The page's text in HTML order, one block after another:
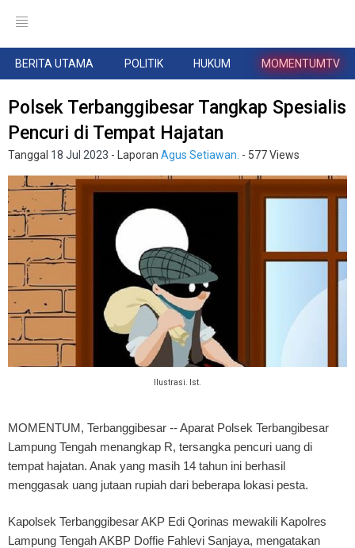
BERITA UTAMA POLITIK HUKUM MOMENTUMTV
Polsek Terbanggibesar Tangkap Spesialis
Pencuri di Tempat Hajatan
Tanggal 18 Jul 2023 - Laporan Agus Setiawan. - 577 Views
Ilustrasi. Ist.
MOMENTUM, Terbanggibesar -- Aparat Polsek Terbangibesar
Lampung Tengah menangkap R, tersangka pencuri uang di
tempat hajatan. Anak yang masih 14 tahun ini berhasil
menggasak uang jutaan rupiah dari beberapa lokasi pesta.
Kapolsek Terbanggibesar AKP Edi Qorinas mewakili Kapolres
Lampung Tengah AKBP Doffie Fahlevi Sanjaya, mengatakan